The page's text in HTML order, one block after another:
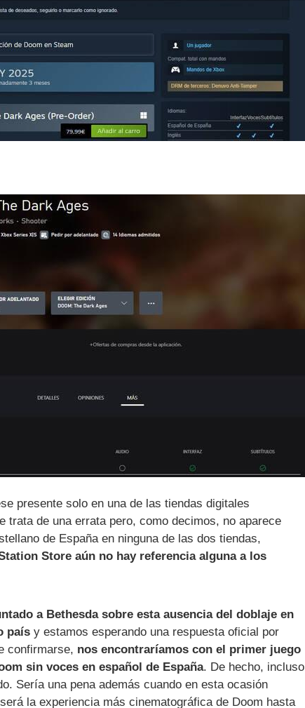
presente solo en una de las tiendas digitales
trata de una errata pero, como decimos, no aparece
de España en ninguna de las dos tiendas,
Store aún no hay referencia alguna a los
a Bethesda sobre esta ausencia del doblaje en
país y estamos esperando una respuesta oficial por
confirmarse, nos encontraríamos con el primer juego
sin voces en español de España. De hecho, incluso
Sería una pena además cuando en esta ocasión
la experiencia más cinematográfica de Doom hasta